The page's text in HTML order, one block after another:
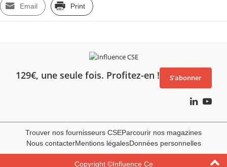
Email Print
129€, une seule fois. Profitez-en ! S’abonner
Trouver nos fournisseurs CSEParcourir nos magazines
Nous contacterMentions légalesDonnées personnelles
Copyright ©Influence Ce